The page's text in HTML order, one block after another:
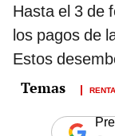
Hasta el 3 de
los pagos de
Estos